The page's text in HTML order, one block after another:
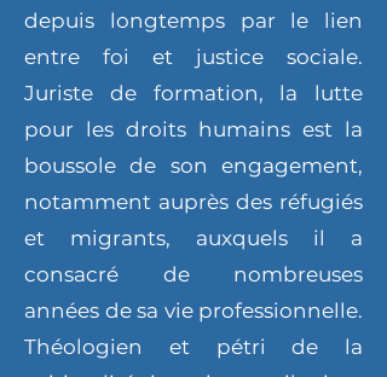
depuis longtemps par le lien
entre foi et justice sociale.
Juriste de formation, la lutte
pour les droits humains est la
boussole de son engagement,
notamment auprès des réfugiés
et migrants, auxquels il a
consacré de nombreuses
années de sa vie professionnelle.
Théologien et pétri de la